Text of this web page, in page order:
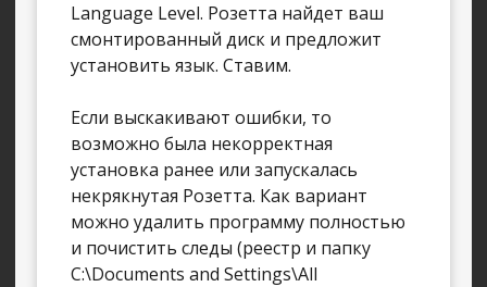
Language Level. Розетта найдет ваш
смонтированный диск и предложит
установить язык. Ставим.
Если выскакивают ошибки, то
возможно была некорректная
установка ранее или запускалась
некрякнутая Розетта. Как вариант
можно удалить программу полностью
и почистить следы (реестр и папку
C:\Documents and Settings\All